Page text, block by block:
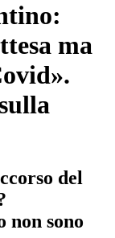
ma
del
non sono